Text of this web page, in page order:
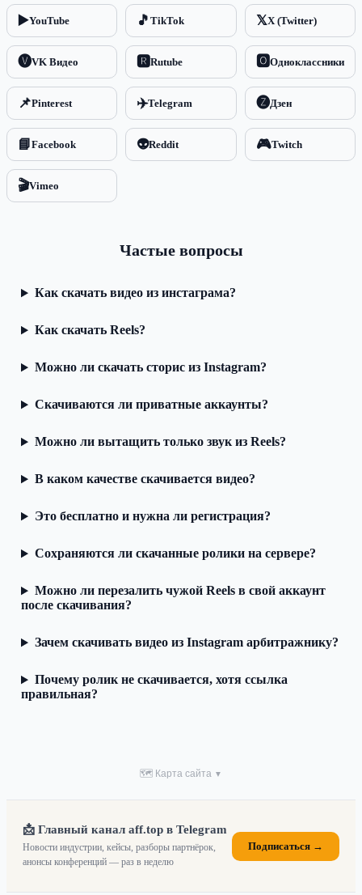
▶️YouTube 🎵TikTok 𝕏X (Twitter)
🅥VK Видео 🆁Rutube 🅾️Одноклассники
📌Pinterest ✈️Telegram 🅩Дзен
📘Facebook 👽Reddit 🎮Twitch
🎬Vimeo
Частые вопросы
Как скачать видео из инстаграма?
Как скачать Reels?
Можно ли скачать сторис из Instagram?
Скачиваются ли приватные аккаунты?
Можно ли вытащить только звук из Reels?
В каком качестве скачивается видео?
Это бесплатно и нужна ли регистрация?
Сохраняются ли скачанные ролики на сервере?
Можно ли перезалить чужой Reels в свой аккаунт
после скачивания?
Зачем скачивать видео из Instagram арбитражнику?
Почему ролик не скачивается, хотя ссылка
правильная?
🗺 Карта сайта ▼
📩 Главный канал aff.top в Telegram
Новости индустрии, кейсы, разборы партнёрок,
анонсы конференций — раз в неделю
Подписаться →